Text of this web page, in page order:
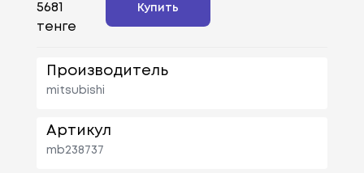
5681
тенге
Купить
Производитель
mitsubishi
Артикул
mb238737